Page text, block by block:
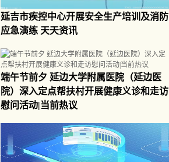
延吉市疾控中心开展安全生产培训及消防
应急演练 天天资讯
端午节前夕 延边大学附属医院（延边医
院）深入定点帮扶村开展健康义诊和走访
慰问活动|当前热议